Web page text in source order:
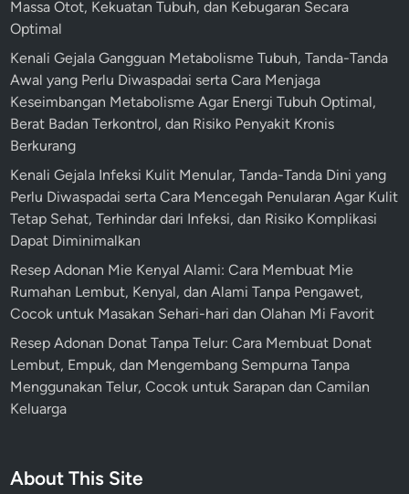
Massa Otot, Kekuatan Tubuh, dan Kebugaran Secara
Optimal
Kenali Gejala Gangguan Metabolisme Tubuh, Tanda-Tanda
Awal yang Perlu Diwaspadai serta Cara Menjaga
Keseimbangan Metabolisme Agar Energi Tubuh Optimal,
Berat Badan Terkontrol, dan Risiko Penyakit Kronis
Berkurang
Kenali Gejala Infeksi Kulit Menular, Tanda-Tanda Dini yang
Perlu Diwaspadai serta Cara Mencegah Penularan Agar Kulit
Tetap Sehat, Terhindar dari Infeksi, dan Risiko Komplikasi
Dapat Diminimalkan
Resep Adonan Mie Kenyal Alami: Cara Membuat Mie
Rumahan Lembut, Kenyal, dan Alami Tanpa Pengawet,
Cocok untuk Masakan Sehari-hari dan Olahan Mi Favorit
Resep Adonan Donat Tanpa Telur: Cara Membuat Donat
Lembut, Empuk, dan Mengembang Sempurna Tanpa
Menggunakan Telur, Cocok untuk Sarapan dan Camilan
Keluarga
About This Site